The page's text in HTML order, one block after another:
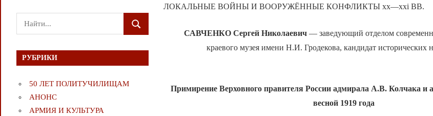
ЛОКАЛЬНЫЕ ВОЙНЫ И ВООРУЖЁННЫЕ КОНФЛИКТЫ xx—xxi ВВ.
САВЧЕНКО Сергей Николаевич— заведующий отделом
краевого музея имени Н.И. Гродекова, кандидат исторических
Примирение Верховного правителя России адмирала А.В. Колчака и
весной 1919 года
Поиск
для:
ПОИСК
РУБРИКИ
50 ЛЕТ ПОЛИТУЧИЛИЩАМ
АНОНС
АРМИЯ И КУЛЬТУРА